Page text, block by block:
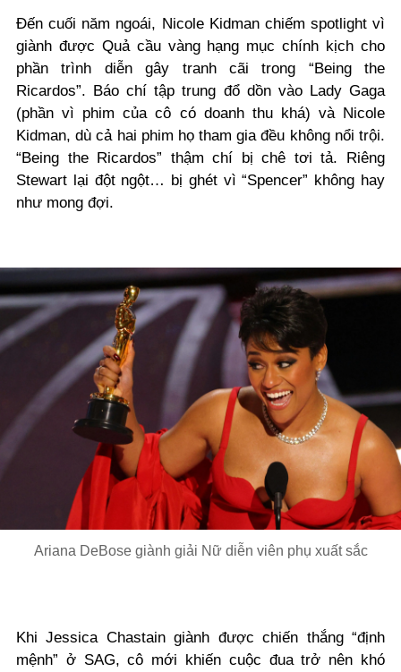
Đến cuối năm ngoái, Nicole Kidman chiếm spotlight vì
giành được Quả cầu vàng hạng mục chính kịch cho
phần trình diễn gây tranh cãi trong “Being the
Ricardos”. Báo chí tập trung đổ dồn vào Lady Gaga
(phần vì phimcủa cô có doanh thu khá) và Nicole
Kidman,dù cả hai phim họ tham gia đều không nổi trội.
“Being the Ricardos” thậm chí bị chê tơi tả. Riêng
Stewart lại đột ngột… bị ghét vì“Spencer” không hay
như mong đợi.
Ariana DeBose giành giải Nữ diễn viên phụ xuất sắc
Khi Jessica Chastain giành được chiến thắng “định
mệnh” ở SAG, cô mới khiến cuộc đua trở nên khó